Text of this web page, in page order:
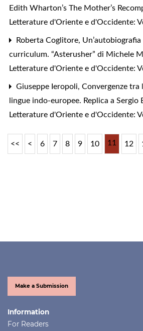
Edith Wharton’s The Mother’s
Letterature d'Oriente e d'Occidente:
Roberta Coglitore,
curriculum. “Asterusher” di Michele
Letterature d'Oriente e d'Occidente:
Giuseppe Ieropoli, Convergenze tra
lingue indo-europee. Replica a Sergio
Letterature d'Oriente e d'Occidente:
<< < 6 7 8 9 10 11 12
Make a Submission
Information
For Readers